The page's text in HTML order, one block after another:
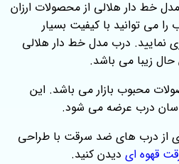
خط دار هلالی از محصولات ارزان
می توانید با کیفیت بسیار
نمایید. درب مدل خط دار هلالی
زیبا می باشد.
محبوب بازار می باشد. این
درب عرضه می شود.
از درب‌ های ضد سرقت با طراحی
قهوه ای دیدن کنید.